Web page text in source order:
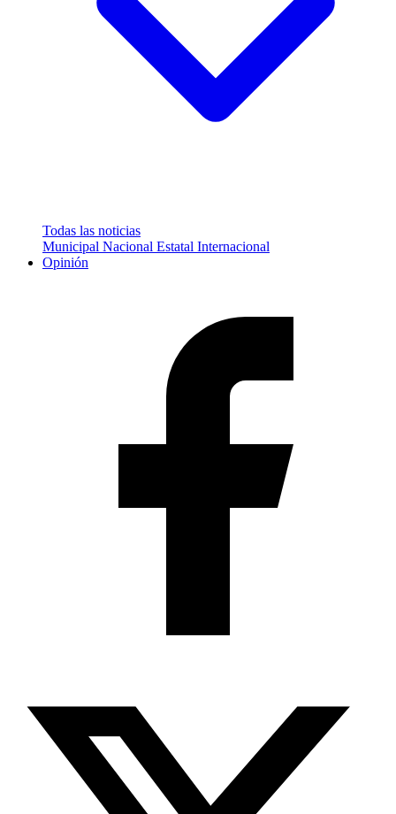
Todas las noticias
Municipal Nacional Estatal Internacional
Opinión